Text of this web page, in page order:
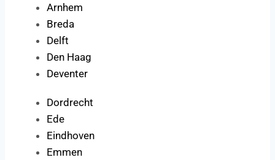
Arnhem
Breda
Delft
Den Haag
Deventer
Dordrecht
Ede
Eindhoven
Emmen